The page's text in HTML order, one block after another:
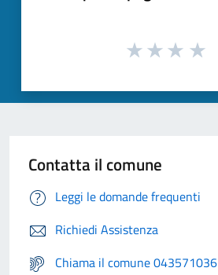
Contatta il comune
Leggi le domande frequenti
Richiedi Assistenza
Chiama il comune 043571036